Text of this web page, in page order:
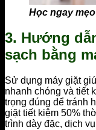
Học ngay
3. Hướng
sạch bằng
Sử dụng máy giặt
nhanh chóng và tiết
trọng đúng để tránh
giặt tiết kiệm 50%
trình dày đặc, dịch vụ